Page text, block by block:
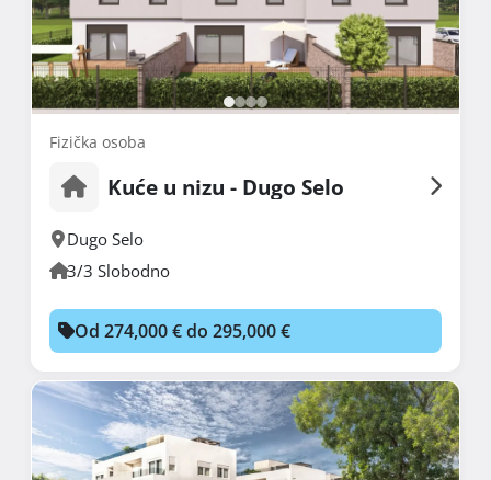
Fizička osoba
Kuće u nizu - Dugo Selo
Dugo Selo
3/3 Slobodno
Od 274,000 € do 295,000 €